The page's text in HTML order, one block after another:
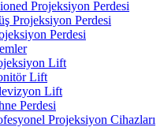
Projeksiyon Perdesi
Projeksiyon Perdesi
Perdesi
Lift
Lift
Lift
Perdesi
Projeksiyon Cihazları